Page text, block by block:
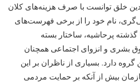
خلق توانست با صرف هزینه‌های کلان
نام خود را از برخی فهرست‌های
گذشته پرحاشیه، ساختار بسته
بشری و انزوای اجتماعی همچنان
گروه دارد. بسیاری از ناظران بر این
بیش از آنکه بر حمایت مردمی